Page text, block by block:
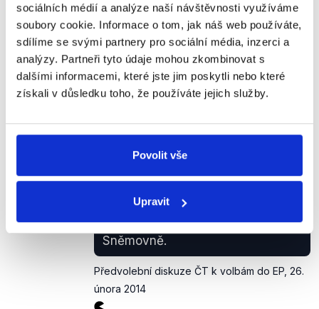
sociálních médií a analýze naší návštěvnosti využíváme
soubory cookie. Informace o tom, jak náš web používáte,
sdílíme se svými partnery pro sociální média, inzerci a
analýzy. Partneři tyto údaje mohou zkombinovat s
dalšími informacemi, které jste jim poskytli nebo které
získali v důsledku toho, že používáte jejich služby.
Povolit vše
Upravit
Francii, Spojeném království a Itálii.
ZeměPočet europoslanců1 poslanec na počet
obyvatelNěmecko96836 809Francie74884
277Spojené království73849 876Itálie73 814
160ČR21500 259
(pokr.) Roithová: Bohužel, občas
sem přijedou senátoři, ze
Teď teda strašně kvituju, že pan
Benešík se tomu začíná vážně
věnovat, jako předseda (výboru
pro evropské záležitosti, pozn.) ve
Sněmovně.
Předvolební diskuze ČT k volbám do EP 26.
února 2014